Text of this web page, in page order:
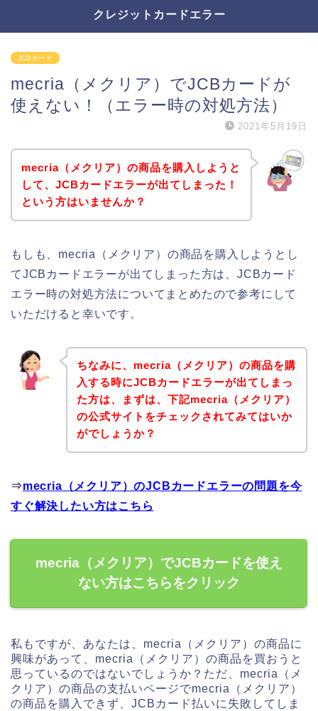
クレジットカードエラー
JCBカード
mecria（メクリア）でJCBカードが
使えない！（エラー時の対処方法）
2021年5月19日
mecria（メクリア）の商品を購入しようと
して、JCBカードエラーが出てしまった！
という方はいませんか？
もしも、mecria（メクリア）の商品を購入しようとし
てJCBカードエラーが出てしまった方は、JCBカード
エラー時の対処方法についてまとめたので参考にして
いただけると幸いです。
ちなみに、mecria（メクリア）の商品を購
入する時にJCBカードエラーが出てしまっ
た方は、まずは、下記mecria（メクリア）
の公式サイトをチェックされてみてはいか
がでしょうか？
⇒mecria（メクリア）のJCBカードエラーの問題を今
すぐ解決したい方はこちら
mecria（メクリア）でJCBカードを使え
ない方はこちらをクリック
私もですが、あなたは、mecria（メクリア）の商品に
興味があって、mecria（メクリア）の商品を買おうと
思っているのではないでしょうか？ただ、mecria（メ
クリア）の商品の支払いページでmecria（メクリア）
の商品を購入できず、JCBカード払いに失敗してしま